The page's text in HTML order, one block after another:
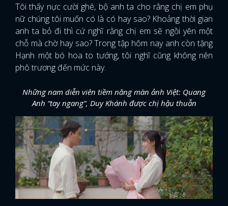
Tôi thấy nực cười ghê, bộ anh ta cho rằng chị em phụ
nữ chúng tôi muốn có là có hay sao? Khoảng thời gian
anh ta bỏ đi thì cứ nghĩ rằng chị em sẽ ngồi yên một
chỗ mà chờ hay sao? Trong tập hôm nay anh còn tặng
Hạnh một bó hoa to tướng, tôi nghĩ cũng không nên
phô trương đến mức này.
Những nam diễn viên tiềm năng màn ảnh Việt: Quang
Anh “tay ngang”, Duy Khánh được chị hậu thuẫn